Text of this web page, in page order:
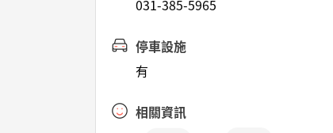
031-385-5965
停車設施
有
相關資訊